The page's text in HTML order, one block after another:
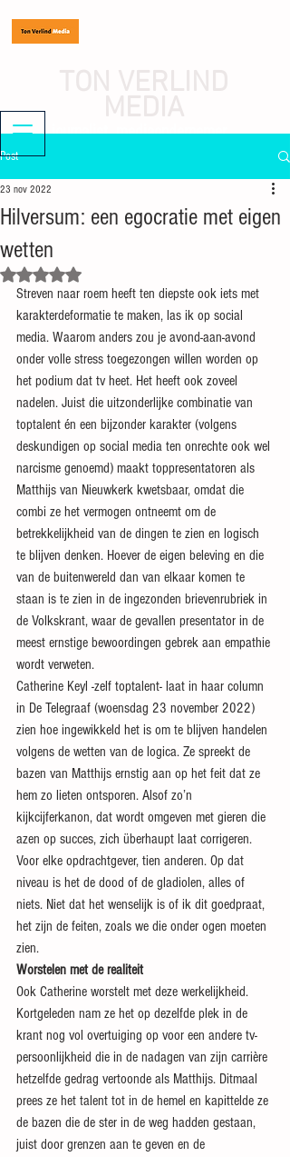
journalist, mediaondernemer
Post
Hilversum: een egocratie met eigen
wetten
23 nov 2022
Beoordeeld met NaN uit 5 sterren.
Streven naar roem heeft ten diepste ook iets met
karakterdeformatie te maken, las ik op social
media. Waarom anders zou je avond-aan-avond
onder volle stress toegezongen willen worden op
het podium dat tv heet. Het heeft ook zoveel
nadelen. Juist die uitzonderlijke combinatie van
toptalent én een bijzonder karakter (volgens
deskundigen op social media ten onrechte ook wel
narcisme genoemd) maakt toppresentatoren als
Matthijs van Nieuwkerk kwetsbaar, omdat die
combi ze het vermogen ontneemt om de
betrekkelijkheid van de dingen te zien en logisch
te blijven denken. Hoever de eigen beleving en die
van de buitenwereld dan van elkaar komen te
staan is te zien in de ingezonden brievenrubriek in
de Volkskrant, waar de gevallen presentator in de
meest ernstige bewoordingen gebrek aan empathie
wordt verweten.
Catherine Keyl -zelf toptalent- laat in haar column
in De Telegraaf (woensdag 23 november 2022)
zien hoe ingewikkeld het is om te blijven handelen
volgens de wetten van de logica. Ze spreekt de
bazen van Matthijs ernstig aan op het feit dat ze
hem zo lieten ontsporen. Alsof zo’n
kijkcijferkanon, dat wordt omgeven met gieren die
azen op succes, zich überhaupt laat corrigeren.
Voor elke opdrachtgever, tien anderen. Op dat
niveau is het de dood of de gladiolen, alles of
niets. Niet dat het wenselijk is of ik dit goedpraat,
het zijn de feiten, zoals we die onder ogen moeten
zien.
Worstelen met de realiteit
Ook Catherine worstelt met deze werkelijkheid.
Kortgeleden nam ze het op dezelfde plek in de
krant nog vol overtuiging op voor een andere tv-
persoonlijkheid die in de nadagen van zijn carrière
hetzelfde gedrag vertoonde als Matthijs. Ditmaal
prees ze het talent tot in de hemel en kapittelde ze
de bazen die de ster in de weg hadden gestaan,
juist door grenzen aan te geven en de